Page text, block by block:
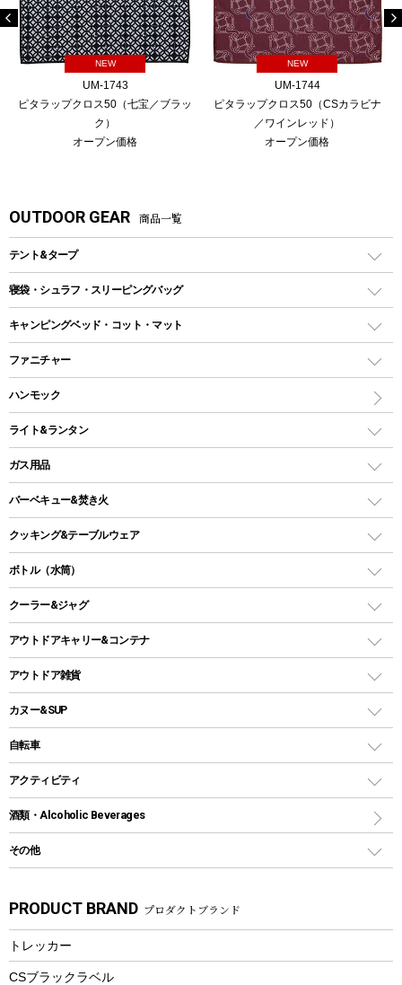
NEW
UM-1743
ピタラップクロス50（七宝／ブラッ
ク）
オープン価格
NEW
UM-1744
ピタラップクロス50（CSカラビナ
／ワインレッド）
オープン価格
OUTDOOR GEAR 商品一覧
テント&タープ
テント
ツールームテント
ワンポールテント
シェルターテント
ロッジ型・オリジナルテント
タープ
スクエアタープ（レクタタープ）
メッシュタープ
自立式タープ
パラソル
テントアクセサリー
ペグ
グランドシート
ガイドロープ
ツール
寝袋・シュラフ・スリーピングバッグ
レクタングラー型（封筒型）シュラフ
インナーシュラフ
キャンピングベッド・コット・マット
キャンピングベッド・コット
インフレータブルマット
ファニチャー
アウトドアテーブル
レジャーシート
ハンモック
ライト&ランタン
LEDランタン
ガスランタン
オイルランタン
LEDライト
ヘッドライト
キャンドル
ガス用品
ガスバーナー
ガス缶
ガストーチ、ライター
バーベキュー&焚き火
バーベキューコンロ、グリル
焚き火台タイプ（ロースタイル）グリル
卓上タイプグリル
パーティータイプグリル
鉄板、アミ
焚き火台&ストーブ
火起こし
バーベキューツール
クッキング&テーブルウェア
ダッチオーブン
ホットサンドメーカー
クッカーセット
シェラカップ
クッキングツール
ナイフ
カトラリー
マグカップ、カップ
ステンレスボトル
フードボトル
ボトル（水筒）
ステンレスボトル
コップ付きタイプ
ワンタッチタイプ
プラスチックボトル
ディズニーボトル
クーラー&ジャグ
クーラーボックス
クーラーバッグ
ウォータージャグ
保冷剤
アウトドアキャリー&コンテナ
アウトドアキャリー
アウトドア雑貨
バックパック&バッグ
リュック、バックパック
トートバッグ、サコッシュ
ショッピングキャリー
その他アウトドア雑貨
スプレー関係
ツール、他
カヌー&SUP
インフレータブル
カヤック
パドル
ヘルメット
エアーポンプ
アクセサリー
自転車
折りたたみ自転車
スポーツサイクル
シティサイクル
自転車ウェア
アクティビティ
マリン
ラッシュガード
パラソル
フローティングベスト
酒類・Alcoholic Beverages
その他
湯たんぽ
防災用品
PRODUCT BRAND プロダクトブランド
トレッカー
CSブラックラベル